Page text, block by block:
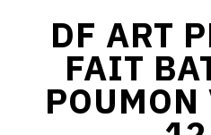
DF ART
FAIT
POUMON